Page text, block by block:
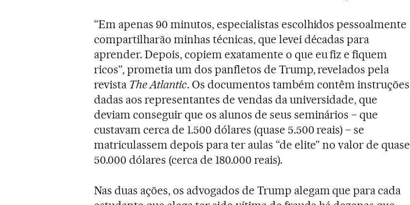
“Em apenas 90 minutos, especialistas escolhidos pessoalmente
compartilharão minhas técnicas, que levei décadas para
aprender. Depois, copiem exatamente o que eu fiz e fiquem
ricos”, prometia um dos panfletos de Trump, revelados pela
revista The Atlantic. Os documentos também contêm instruções
dadas aos representantes de vendas da universidade, que
deviam conseguir que os alunos de seus seminários − que
custavam cerca de 1.500 dólares (quase 5.500 reais) − se
matriculassem depois para ter aulas “de elite” no valor de quase
50.000 dólares (cerca de 180.000 reais).
Nas duas ações, os advogados de Trump alegam que para cada